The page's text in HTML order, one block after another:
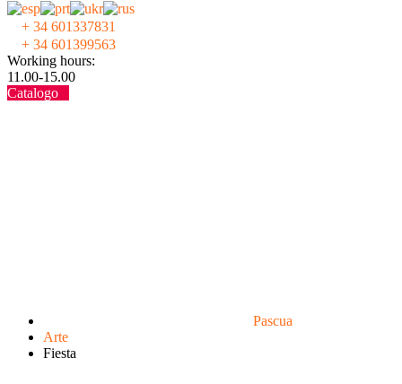
+ 34 601337831
+ 34 601399563
Working hours:
11.00-15.00
Catalogo
Pascua
Аrte
Fiesta